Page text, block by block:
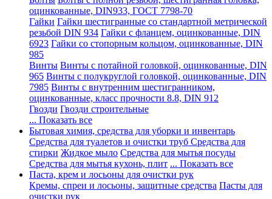
оцинкованные, DIN933, ГОСТ 7798-70
Гайки Гайки шестигранные со стандартной метрической
резьбой DIN 934 Гайки с фланцем, оцинкованные, DIN
6923 Гайки со стопорным кольцом, оцинкованные, DIN
985
Винты Винты с потайной головкой, оцинкованные, DIN
965 Винты с полукруглой головкой, оцинкованные, DIN
7985 Винты с внутренним шестигранником,
оцинкованные, класс прочности 8.8, DIN 912
Гвозди Гвозди строительные
... Показать все
Бытовая химия, средства для уборки и инвентарь
Средства для туалетов и очистки труб Средства для
стирки Жидкое мыло Средства для мытья посуды
Средства для мытья кухонь, плит ... Показать все
Паста, крем и лосьоны для очистки рук
Кремы, спреи и лосьоны, защитные средства Пасты для
очистки рук